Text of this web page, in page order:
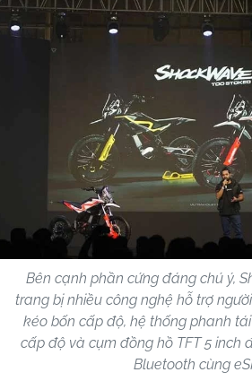
Bên cạnh phần cứng đáng chú ý,
trang bị nhiều công nghệ hỗ trợ
kéo bốn cấp độ, hệ thống phanh
cấp độ và cụm đồng hồ TFT 5 inch
Bluetooth cùng